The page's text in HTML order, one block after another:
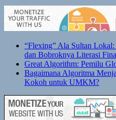
“Flexing” Ala Sultan
dan Bobroknya Literasi
Great Algorithm: Pemilu
Bagaimana Algoritma
Kokoh untuk UMKM?